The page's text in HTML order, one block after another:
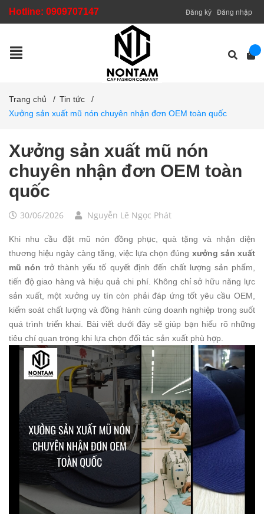
Hotline: 0909707147 Đăng ký Đăng nhập
Trang chủ / Tin tức
/
Xưởng sản xuất mũ nón chuyên nhận đơn OEM toàn quốc
Xưởng sản xuất mũ nón
chuyên nhận đơn OEM toàn
quốc
30/06/2026 Nguyễn Lê Ngọc Phát
Khi nhu cầu đặt mũ nón đồng phục, quà tặng và nhận diện
thương hiệu ngày càng tăng, việc lựa chọn đúng xưởng sản xuất
mũ nón trở thành yếu tố quyết định đến chất lượng sản phẩm,
tiến độ giao hàng và hiệu quả chi phí. Không chỉ sở hữu năng lực
sản xuất, một xưởng uy tín còn phải đáp ứng tốt yêu cầu OEM,
kiểm soát chất lượng và đồng hành cùng doanh nghiệp trong suốt
quá trình triển khai. Bài viết dưới đây sẽ giúp bạn hiểu rõ những
tiêu chí quan trọng khi lựa chọn đối tác sản xuất phù hợp.